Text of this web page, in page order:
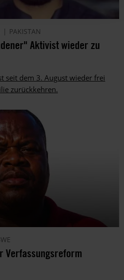
PAKISTAN
Aktivist wieder zu
seit dem 3. August wieder frei
zurückkehren.
Verfassungsreform